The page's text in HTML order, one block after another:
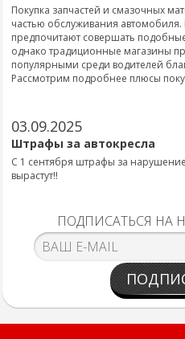
Покупка запчастей и смазочных
частью обслуживания
предпочитают совершать
однако традиционные магазины
популярными среди водителей
Рассмотрим подробнее плюсы
03.09.2025
Штрафы за автокресла
С 1 сентября штрафы за
вырастут!!
ПОДПИСАТЬСЯ НА